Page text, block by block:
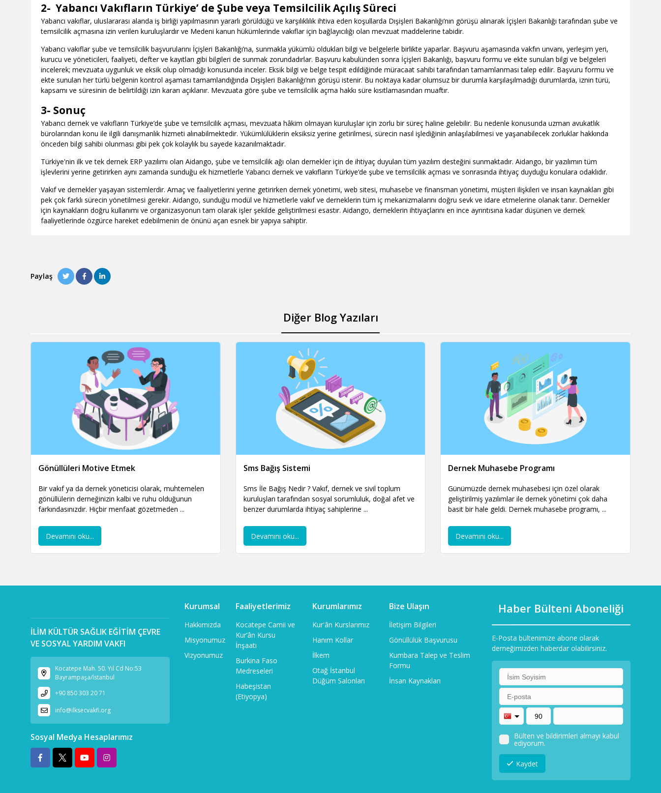
2- Yabancı Vakıfların Türkiye’ de Şube veya Temsilcilik Açılış Süreci
Yabancı vakıflar, uluslararası alanda iş birliği yapılmasının yararlı görüldüğü ve karşılıklılık ihtiva eden koşullarda Dışişleri Bakanlığı’nın görüşü alınarak İçişleri Bakanlığı tarafından şube ve
temsilcilik açmasına izin verilen kuruluşlardır ve Medeni kanun hükümlerinde vakıflar için bağlayıcılığı olan mevzuat maddelerine tabidir.
Yabancı vakıflar şube ve temsilcilik başvurularını İçişleri Bakanlığı’na, sunmakla yükümlü oldukları bilgi ve belgelerle birlikte yaparlar. Başvuru aşamasında vakfın unvanı, yerleşim yeri,
kurucu ve yöneticileri, faaliyeti, defter ve kayıtları gibi bilgileri de sunmak zorundadırlar. Başvuru kabulünden sonra İçişleri Bakanlığı, başvuru formu ve ekte sunulan bilgi ve belgeleri
incelerek; mevzuata uygunluk ve eksik olup olmadığı konusunda inceler. Eksik bilgi ve belge tespit edildiğinde müracaat sahibi tarafından tamamlanması talep edilir. Başvuru formu ve
ekte sunulan her türlü belgenin kontrol aşaması tamamlandığında Dışişleri Bakanlığı’nın görüşü istenir. Bu noktaya kadar olumsuz bir durumla karşılaşılmadığı durumlarda, iznin türü,
kapsamı ve süresinin de belirtildiği izin kararı açıklanır. Mevzuata göre şube ve temsilcilik açma hakkı süre kısıtlamasından muaftır.
3- Sonuç
Yabancı dernek ve vakıfların Türkiye’de şube ve temsilcilik açması, mevzuata hâkim olmayan kuruluşlar için zorlu bir süreç haline gelebilir. Bu nedenle konusunda uzman avukatlık
bürolarından konu ile ilgili danışmanlık hizmeti alınabilmektedir. Yükümlülüklerin eksiksiz yerine getirilmesi, sürecin nasıl işlediğinin anlaşılabilmesi ve yaşanabilecek zorluklar hakkında
önceden bilgi sahibi olunması gibi pek çok kolaylık bu sayede kazanılmaktadır.
Türkiye'nin ilk ve tek dernek ERP yazılımı olan Aidango, şube ve temsilcilik ağı olan dernekler için de ihtiyaç duyulan tüm yazılım desteğini sunmaktadır. Aidango, bir yazılımın tüm
işlevlerini yerine getirirken aynı zamanda sunduğu ek hizmetlerle Yabancı dernek ve vakıfların Türkiye’de şube ve temsilcilik açması ve sonrasında ihtiyaç duyduğu konulara odaklıdır.
Vakıf ve dernekler yaşayan sistemlerdir. Amaç ve faaliyetlerini yerine getirirken dernek yönetimi, web sitesi, muhasebe ve finansman yönetimi, müşteri ilişkileri ve insan kaynakları gibi
pek çok farklı sürecin yönetilmesi gerekir. Aidango, sunduğu modül ve hizmetlerle vakıf ve derneklerin tüm iç mekanizmalarını doğru sevk ve idare etmelerine olanak tanır. Dernekler
için kaynakların doğru kullanımı ve organizasyonun tam olarak işler şekilde geliştirilmesi esastır. Aidango, derneklerin ihtiyaçlarını en ince ayrıntısına kadar düşünen ve dernek
faaliyetlerinde özgürce hareket edebilmenin de önünü açan esnek bir yapıya sahiptir.
Paylaş
Diğer Blog Yazıları
Gönüllüleri Motive Etmek
Bir vakıf ya da dernek yöneticisi olarak, muhtemelen
gönüllülerin derneğinizin kalbi ve ruhu olduğunun
farkındasınızdır. Hiçbir menfaat gözetmeden ...
Devamını oku...
Sms Bağış Sistemi
Sms İle Bağış Nedir ? Vakıf, dernek ve sivil toplum
kuruluşları tarafından sosyal sorumluluk, doğal afet ve
benzer durumlarda ihtiyaç sahiplerine ...
Devamını oku...
Dernek Muhasebe Programı
Günümüzde dernek muhasebesi için özel olarak
geliştirilmiş yazılımlar ile dernek yönetimi çok daha
basit bir hale geldi. Dernek muhasebe programı, ...
Devamını oku...
İLİM KÜLTÜR SAĞLIK EĞİTİM ÇEVRE
VE SOSYAL YARDIM VAKFI
Kocatepe Mah. 50. Yıl Cd No:53
Bayrampaşa/İstanbul
+90 850 303 20 71
info@ilksecvakfi.org
Sosyal Medya Hesaplarımız
Kurumsal
Hakkımızda
Misyonumuz
Vizyonumuz
Faaliyetlerimiz
Kocatepe Camii ve
Kur’ân Kursu
İnşaatı
Burkina Faso
Medreseleri
Habeşistan
(Etiyopya)
Kurumlarımız
Kur'ân Kurslarımız
Hanım Kollar
İlkem
Otağ İstanbul
Düğüm Salonları
Bize Ulaşın
İletişim Bilgileri
Gönüllülük Başvurusu
Kumbara Talep ve Teslim
Formu
İnsan Kaynakları
Haber Bülteni Aboneliği
E-Posta bültenimize abone olarak
derneğimizden haberdar olabilirsiniz.
Bülten ve bildirimleri almayı kabul
ediyorum.
Kaydet